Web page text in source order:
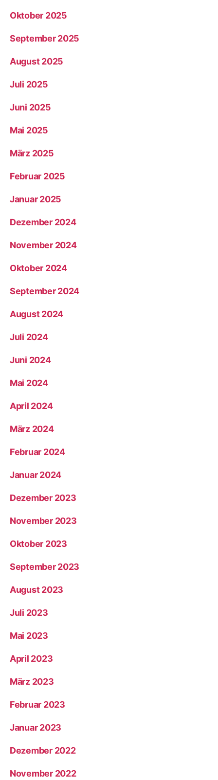
Oktober 2025
September 2025
August 2025
Juli 2025
Juni 2025
Mai 2025
März 2025
Februar 2025
Januar 2025
Dezember 2024
November 2024
Oktober 2024
September 2024
August 2024
Juli 2024
Juni 2024
Mai 2024
April 2024
März 2024
Februar 2024
Januar 2024
Dezember 2023
November 2023
Oktober 2023
September 2023
August 2023
Juli 2023
Mai 2023
April 2023
März 2023
Februar 2023
Januar 2023
Dezember 2022
November 2022